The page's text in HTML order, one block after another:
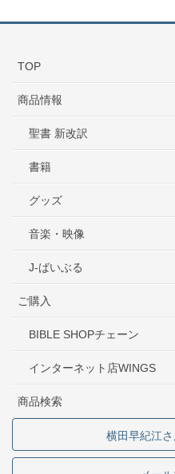
TOP
商品情報
聖書 新改訳
書籍
グッズ
音楽・映像
J-ばいぶる
ご購入
BIBLE SHOPチェーン
インターネット店WINGS
商品検索
横田早紀江